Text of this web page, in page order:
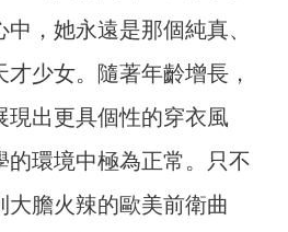
，她永遠是那個純真、
少女。隨著年齡增長，
現出更具個性的穿衣風
的環境中極為正常。只不
大膽火辣的歐美前衛曲